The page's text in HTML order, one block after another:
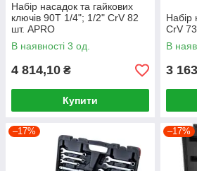
Набір насадок та гайкових
ключів 90T 1/4"; 1/2" CrV 82
шт. APRO
В наявності 3 од.
4 814,10 ₴
Купити
Набір
CrV
В
3
–17% –17%